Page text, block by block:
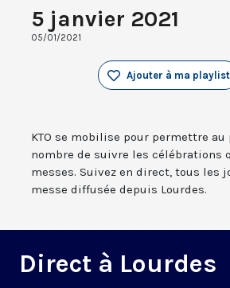
5 janvier 2021
05/01/2021
Ajouter à ma playlist
KTO se mobilise pour permettre au
nombre de suivre les célébrations
messes. Suivez en direct, tous les
messe diffusée depuis Lourdes.
Direct à Lourdes